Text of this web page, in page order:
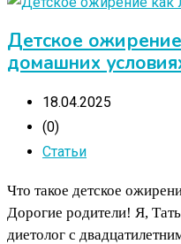
Детское
домашних
18.04.2025
(0)
Статьи
Что такое детское
Дорогие родители! Я,
диетолог с